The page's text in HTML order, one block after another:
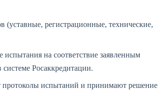
(уставные, регистрационные, технические,
испытания на соответствие заявленным
Росаккредитации.
протоколы испытаний и принимают решение